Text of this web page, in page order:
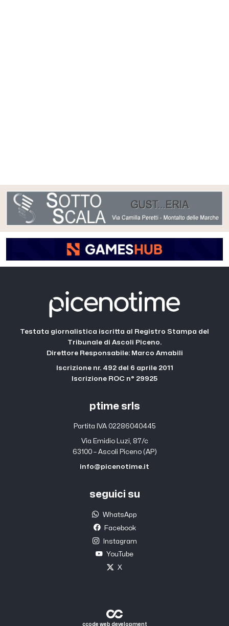
Testata giornalistica iscritta al Registro Stampa del
Tribunale di Ascoli Piceno.
Direttore Responsabile: Marco Amabili
Iscrizione nr. 492 del 6 aprile 2011
Iscrizione ROC n° 29925
ptime srls
Partita IVA 02286040445
Via Emidio Luzi, 87/c
63100 – Ascoli Piceno (AP)
info@picenotime.it
seguici su
WhatsApp
Facebook
Instagram
YouTube
X
ccode web development